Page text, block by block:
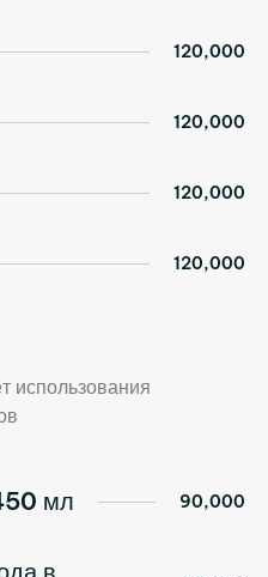
120,000
120,000
120,000
120,000
использования
мл 90,000